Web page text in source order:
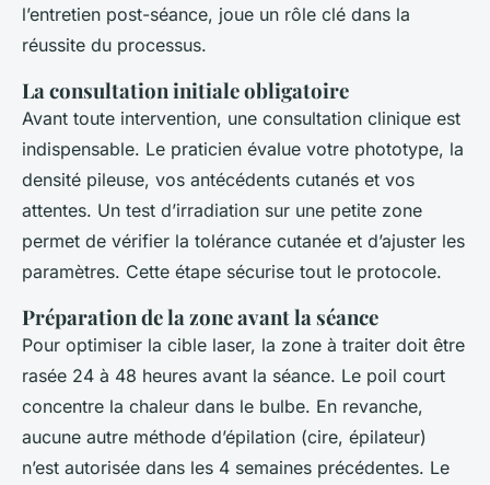
l’entretien post-séance, joue un rôle clé dans la
réussite du processus.
La consultation initiale obligatoire
Avant toute intervention, une consultation clinique est
indispensable. Le praticien évalue votre phototype, la
densité pileuse, vos antécédents cutanés et vos
attentes. Un test d’irradiation sur une petite zone
permet de vérifier la tolérance cutanée et d’ajuster les
paramètres. Cette étape sécurise tout le protocole.
Préparation de la zone avant la séance
Pour optimiser la cible laser, la zone à traiter doit être
rasée 24 à 48 heures avant la séance. Le poil court
concentre la chaleur dans le bulbe. En revanche,
aucune autre méthode d’épilation (cire, épilateur)
n’est autorisée dans les 4 semaines précédentes. Le